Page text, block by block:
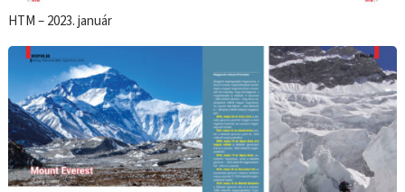
HTM – 2023. január